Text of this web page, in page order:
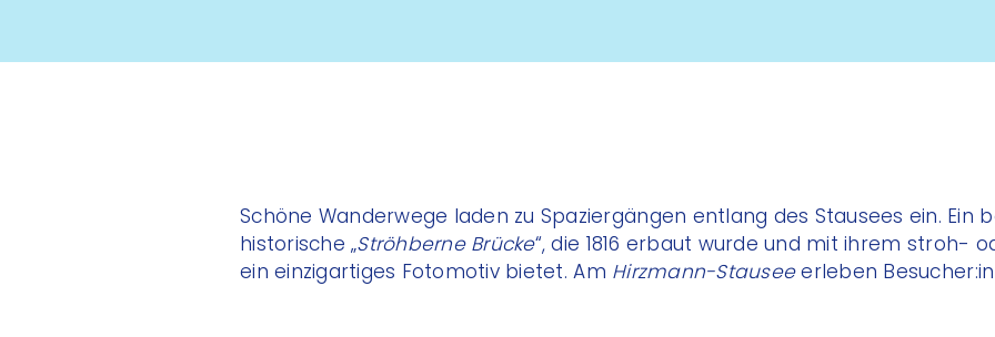
Schöne Wanderwege laden zu Spaziergängen entlang des Stausees ein. Ein
historische „Ströhberne Brücke“, die 1816 erbaut wurde und mit ihrem stroh-
ein einzigartiges Fotomotiv bietet. Am Hirzmann-Stauseeerleben